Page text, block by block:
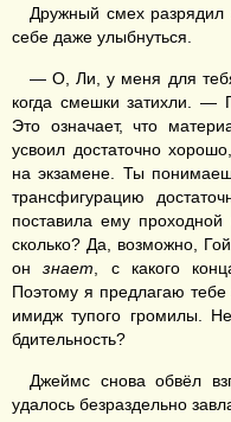
Дружный смех
себе даже улыбнуться.
— О, Ли, у меня для
когда смешки затихли. —
Это означает, что
усвоил достаточно
на экзамене. Ты
трансфигурацию
поставила ему
сколько? Да, возможно,
онзнает , с какого
Поэтому я предлагаю
имидж тупого громилы.
бдительность?
Джеймс снова обвёл
удалось безраздельно